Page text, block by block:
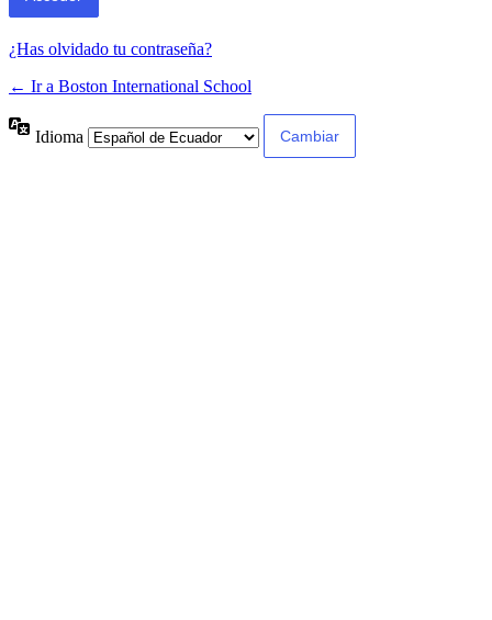
¿Has olvidado tu contraseña?
← Ir a Boston International School
Idioma